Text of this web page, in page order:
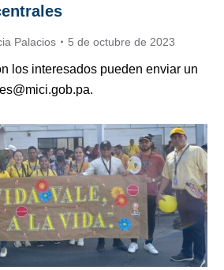
Palacios 5 de octubre de 2023
los interesados pueden enviar un